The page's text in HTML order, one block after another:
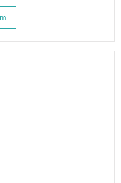
cần quy trình quản lý ra